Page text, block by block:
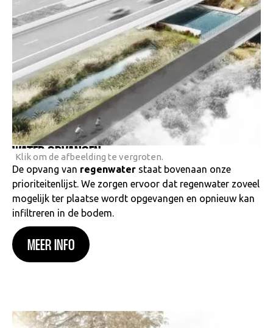
Klik om de afbeelding te vergroten.
WATER OPVANGEN
De opvang van regenwater staat bovenaan onze
prioriteitenlijst. We zorgen ervoor dat regenwater zoveel
mogelijk ter plaatse wordt opgevangen en opnieuw kan
infiltreren in de bodem.
MEER INFO